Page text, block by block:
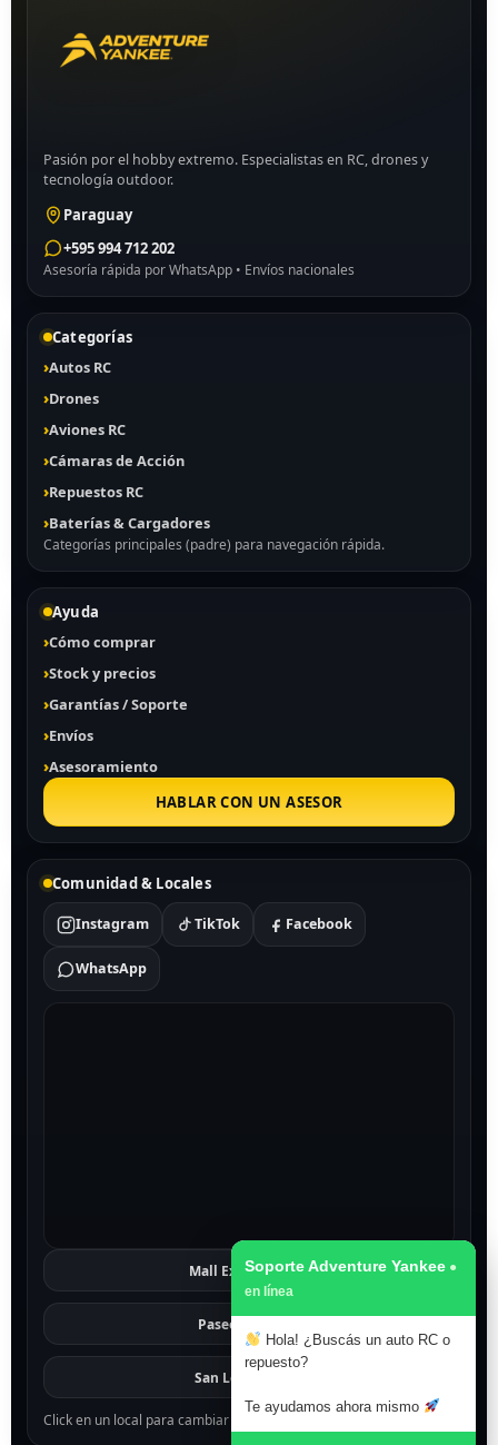
Pasión por el hobby extremo. Especialistas en RC, drones y
tecnología outdoor.
Paraguay
+595 994 712 202
Asesoría rápida por WhatsApp • Envíos nacionales
Categorías
Autos RC
Drones
Aviones RC
Cámaras de Acción
Repuestos RC
Baterías & Cargadores
Categorías principales (padre) para navegación rápida.
Ayuda
Cómo comprar
Stock y precios
Garantías / Soporte
Envíos
Asesoramiento
HABLAR CON UN ASESOR
Comunidad & Locales
Instagram TikTok Facebook
WhatsApp
Mall Excelsior Ver
Paseo 1811
San Lorenzo
Click en un local para cambiar el mapa.
Soporte Adventure Yankee
Hola! ¿Buscás un auto RC o
repuesto?
Te ayudamos ahora mismo